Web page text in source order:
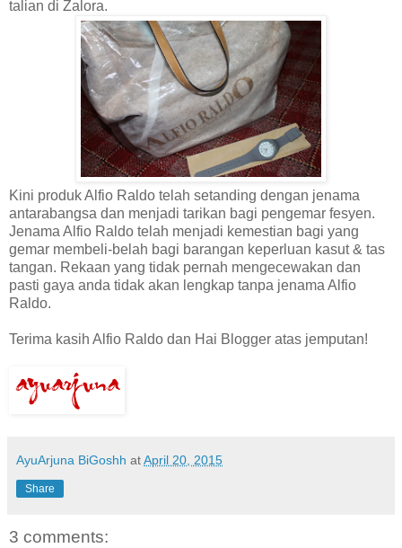
talian di Zalora.
Kini produk Alfio Raldo telah setanding dengan jenama
antarabangsa dan menjadi tarikan bagi pengemar fesyen.
Jenama Alfio Raldo telah menjadi kemestian bagi yang
gemar membeli-belah bagi barangan keperluan kasut & tas
tangan. Rekaan yang tidak pernah mengecewakan dan
pasti gaya anda tidak akan lengkap tanpa jenama Alfio
Raldo.
Terima kasih Alfio Raldo dan Hai Blogger atas jemputan!
AyuArjuna BiGoshh atApril 20, 2015
Share
3 comments: